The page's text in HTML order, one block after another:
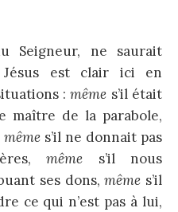
Seigneur, ne saurait
Jésus est clair ici en
:même s’il était
maître de la parabole,
mêmes’il ne donnait pas
même s’il nous
ses dons,même s’il
ce qui n’est pas à lui,